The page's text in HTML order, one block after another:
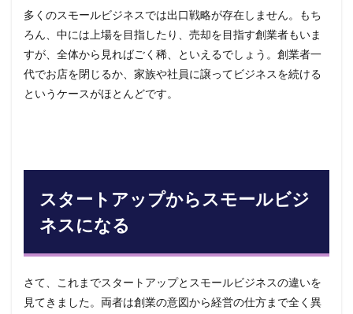
多くのスモールビジネスでは出口戦略が存在しません。もち
ろん、中には上場を目指したり、売却を目指す創業者もいま
すが、全体から見ればごく稀、といえるでしょう。創業者一
代でお店を閉じるか、家族や社員に譲ってビジネスを続ける
というケースがほとんどです。
スタートアップからスモールビジ
ネスになる
さて、これまでスタートアップとスモールビジネスの違いを
見てきました。両者は創業の意図から経営の仕方まで全く異